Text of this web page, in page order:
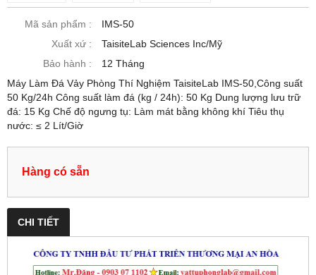
Mã sản phẩm :
IMS-50
Xuất xứ :
TaisiteLab Sciences Inc/Mỹ
Bảo hành :
12 Tháng
Máy Làm Đá Vảy Phòng Thí Nghiệm TaisiteLab IMS-50,Công suất
50 Kg/24h Công suất làm đá (kg / 24h): 50 Kg Dung lượng lưu trữ
đá: 15 Kg Chế độ ngưng tụ: Làm mát bằng không khí Tiêu thụ
nước: ≤ 2 Lít/Giờ
Hàng có sẵn
CHI TIẾT